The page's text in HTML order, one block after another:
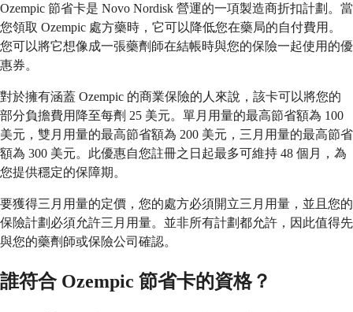
Ozempic 節省卡是 Novo Nordisk 營運的一項製造商折扣計劃。當
您領取 Ozempic 處方藥時，它可以降低您在藥局的自付費用。
您可以將它想像成一張藥劑師在結帳時與您的保險一起使用的優
惠券。
對於擁有涵蓋 Ozempic 的商業保險的人來說，該卡可以將您的
部分負擔費用降至每劑 25 美元。單月用量的最高節省額為 100
美元，雙月用量的最高節省額為 200 美元，三月用量的最高節省
額為 300 美元。此優惠自您註冊之日起最多可維持 48 個月，為
您提供穩定的保障期。
要獲得三月用量的定價，您的處方必須開立三月用量，並且您的
保險計劃必須允許三月用量。並非所有計劃都允許，因此值得先
與您的藥劑師或保險公司確認。
誰符合 Ozempic 節省卡的資格？